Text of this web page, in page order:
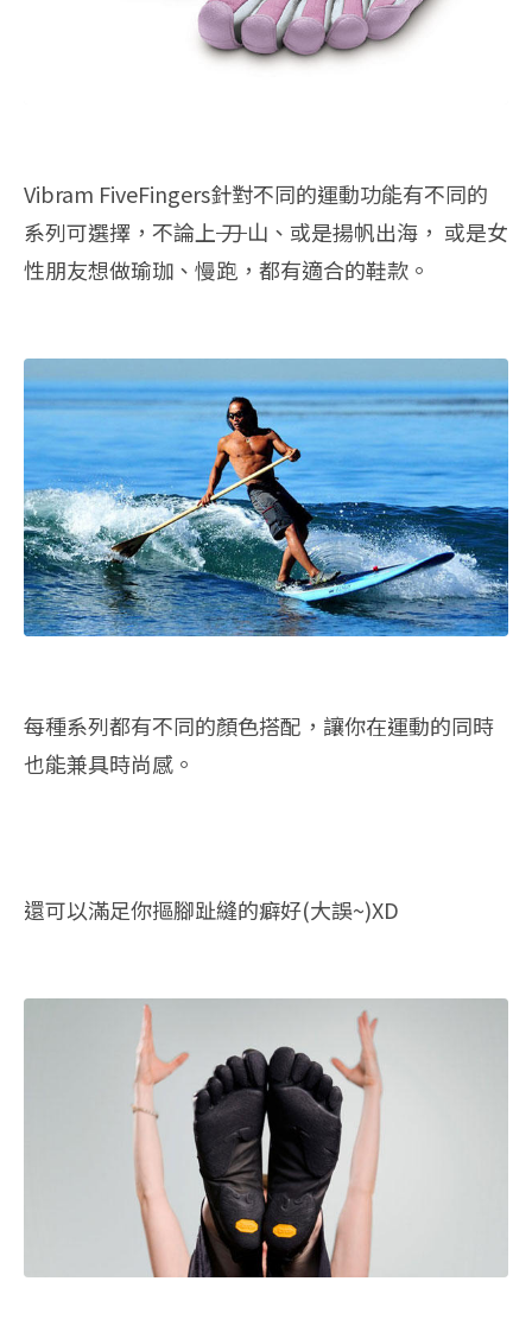
Vibram FiveFingers針對不同的運動功能有不同的
系列可選擇，不論上刀山、或是揚帆出海， 或是女
性朋友想做瑜珈、慢跑，都有適合的鞋款。
每種系列都有不同的顏色搭配，讓你在運動的同時
也能兼具時尚感。
還可以滿足你摳腳趾縫的癖好(大誤~)XD